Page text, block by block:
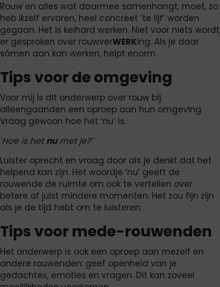
Rouw en alles wat daarmee samenhangt, moet, zo
heb ikzelf ervaren, heel concreet ’te lijf’ worden
gegaan. Het is keihard werken. Niet voor niets wordt
er gesproken over rouwverWERKing. Als je daar
sámen aan kan werken, helpt enorm.
Tips voor de omgeving
Voor mij is dit onderwerp over rouw bij
alleengaanden een oproep aan hun omgeving.
Vraag gewoon hoe het ‘nu’ is.
‘Hoe is hetnumet je?’
Luister oprecht en vraag door als je denkt dat het
helpend kan zijn. Het woordje ‘nu’ geeft de
rouwende de ruimte om ook te vertellen over
betere of juist mindere momenten. Het zou fijn zijn
als je de tijd hebt om te luisteren.
Tips voor mede-rouwenden
Het onderwerp is ook een oproep aan mezelf en
andere rouwenden: geef openheid van je
gedachtes, emoties en vragen. Dit kan zoveel